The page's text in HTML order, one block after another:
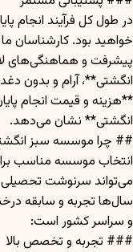
در طول کل فرآیند انجام
خواهید بود. کارشناسان
پیشرفت و هماهنگی‌های
انگشتی**، آرام و بدون
**هزینه و قیمت انجام
انگشتی** نشان می‌دهد.
## چرا موسسه سبز
انتخاب موسسه مناسب
می‌تواند سرنوشت
سال‌ها تجربه و سابقه
و سراسر کشور است:
### تجربه و تخصص بالا